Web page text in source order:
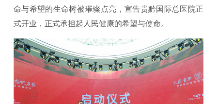
命与希望的生命树被璀璨点亮，宣告贵黔国际总医院正
式开业，正式承担起人民健康的希望与使命。